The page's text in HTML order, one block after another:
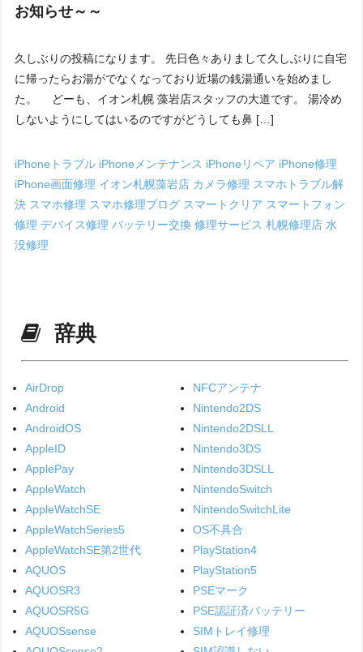
お知らせ～～
久しぶりの投稿になります。 先日色々ありまして久しぶりに自宅
に帰ったらお湯がでなくなっており近場の銭湯通いを始めまし
た。 どーも、イオン札幌 藻岩店スタッフの大道です。 湯冷め
しないようにしてはいるのですがどうしても鼻 […]
iPhoneトラブル iPhoneメンテナンス iPhoneリペア iPhone修理
iPhone画面修理 イオン札幌藻岩店 カメラ修理 スマホトラブル解
決 スマホ修理 スマホ修理ブログ スマートクリア スマートフォン
修理デバイス修理バッテリー交換修理サービス札幌修理店 水
没修理
辞典
AirDrop
Android
AndroidOS
AppleID
ApplePay
AppleWatch
AppleWatchSE
AppleWatchSeries5
AppleWatchSE第2世代
AQUOS
AQUOSR3
AQUOSR5G
AQUOSsense
NFCアンテナ
Nintendo2DS
Nintendo2DSLL
Nintendo3DS
Nintendo3DSLL
NintendoSwitch
NintendoSwitchLite
OS不具合
PlayStation4
PlayStation5
PSEマーク
PSE認証済バッテリー
SIMトレイ修理